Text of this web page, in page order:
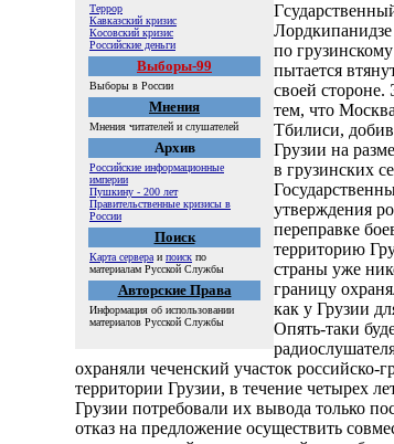
Террор
Кавказский кризис
Косовский кризис
Российские деньги
Выборы-99
Выборы в России
Мнения
Мнения читателей и слушателей
Архив
Российские информационные
империи
Пушкину - 200 лет
Правительственные кризисы в
России
Поиск
Карта сервера и поиск по
материалам Русской Службы
Авторские Права
Информация об использовании
материалов Русской Службы
Лордкипанидзе
по
пытается
своей стороне.
тем, что
Тбилиси,
Грузии на
в грузинских
утверждения
переправке
территорию
страны уже
границу
как у Грузии
Опять-таки
охраняли чеченский участок российско-
территории Грузии, в течение четырех
Грузии потребовали их вывода только
отказ на предложение осуществить